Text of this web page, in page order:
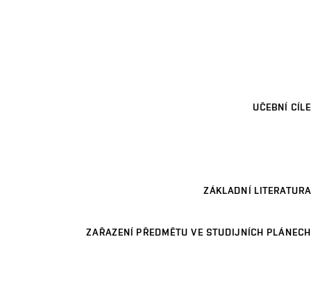
UČEBNÍ CÍLE
ZÁKLADNÍ LITERATURA
ZAŘAZENÍ PŘEDMĚTU VE STUDIJNÍCH PLÁNECH